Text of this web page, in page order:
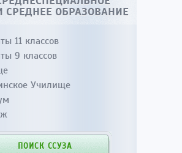
СРЕДНЕЕ ОБРАЗОВАНИЕ
11 классов
9 классов
Училище
ПОИСК ССУЗА